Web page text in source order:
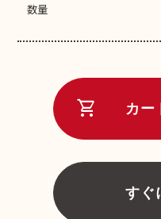
数量
shopping_cart カー
すぐ